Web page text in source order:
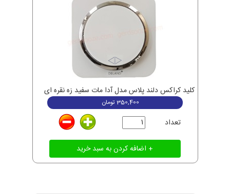
کلید کراکس دلند پلاس مدل آدا مات سفید زه نقره ای
350,400 تومان
تعداد